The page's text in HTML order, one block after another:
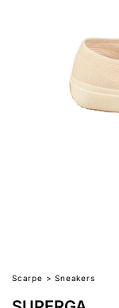
Scarpe >Sneakers